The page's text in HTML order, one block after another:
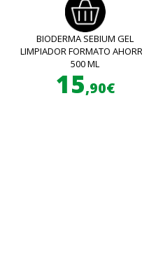
BIODERMA SEBIUM GEL
LIMPIADOR FORMATO
500 ML
15,90€